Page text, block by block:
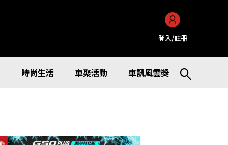
登入/註冊
時尚生活 車聚活動 車訊風雲獎